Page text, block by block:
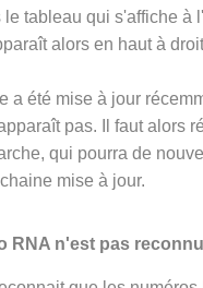
le tableau qui s'affiche à
alors en haut à
a été mise à jour
pas. Il faut alors
qui pourra de
mise à jour.
RNA n'est pas